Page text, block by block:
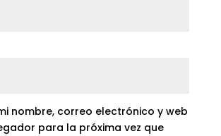
nombre, correo electrónico y web
para la próxima vez que